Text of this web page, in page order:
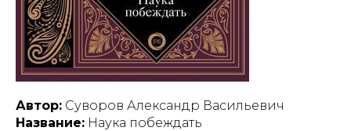
Автор: Суворов Александр Васильевич
Название: Наука побеждать